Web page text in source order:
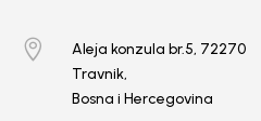

Aleja konzula br.5, 72270
Travnik,
Bosna i Hercegovina